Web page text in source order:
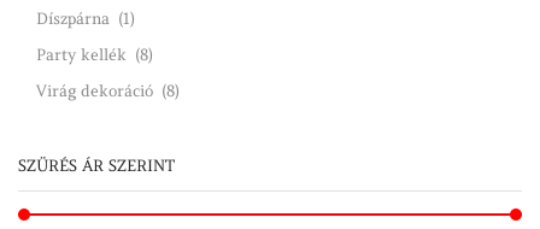
Díszpárna (1)
Party kellék (8)
Virág dekoráció (8)
SZÜRÉS ÁR SZERINT